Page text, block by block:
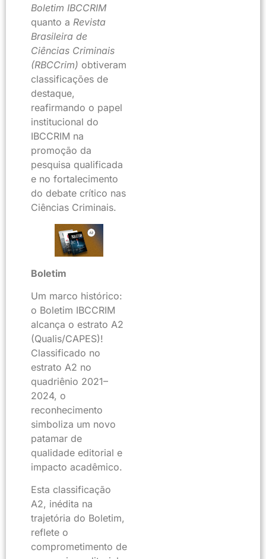
Boletim IBCCRIM
quanto a Revista
Brasileira de
Ciências Criminais
(RBCCrim) obtiveram
classificações de
destaque,
reafirmando o papel
institucional do
IBCCRIM na
promoção da
pesquisa qualificada
e no fortalecimento
do debate crítico nas
Ciências Criminais.
Boletim
Um marco histórico:
o Boletim IBCCRIM
alcança o estrato A2
(Qualis/CAPES)!
Classificado no
estrato A2 no
quadriênio 2021–
2024, o
reconhecimento
simboliza um novo
patamar de
qualidade editorial e
impacto acadêmico.
Esta classificação
A2, inédita na
trajetória do Boletim,
reflete o
comprometimento de